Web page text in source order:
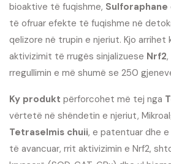
bioaktive të fuqishme, Sulforaphane
të ofruar efekte të fuqishme në
qelizore në trupin e njeriut. Kjo arrihet
aktivizimit të rrugës sinjalizuese Nrf2
rregullimin e më shumë se 250
Ky produkt përforcohet më tej nga
vërtetë në shëndetin e njeriut,
Tetraselmis chuii, e patentuar dhe
të avancuar, rrit aktivizimin e Nrf2,